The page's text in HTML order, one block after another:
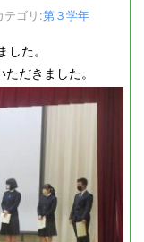
テゴリ:第３学年
た。
だきました。